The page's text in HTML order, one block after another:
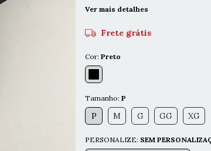
Ver mais detalhes
Frete grátis
Cor: Preto
Tamanho: P
P M G GG XG
PERSONALIZE: SEM